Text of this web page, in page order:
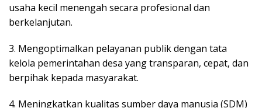
usaha kecil menengah secara profesional dan
berkelanjutan.
3. Mengoptimalkan pelayanan publik dengan tata
kelola pemerintahan desa yang transparan, cepat, dan
berpihak kepada masyarakat.
4. Meningkatkan kualitas sumber daya manusia (SDM)